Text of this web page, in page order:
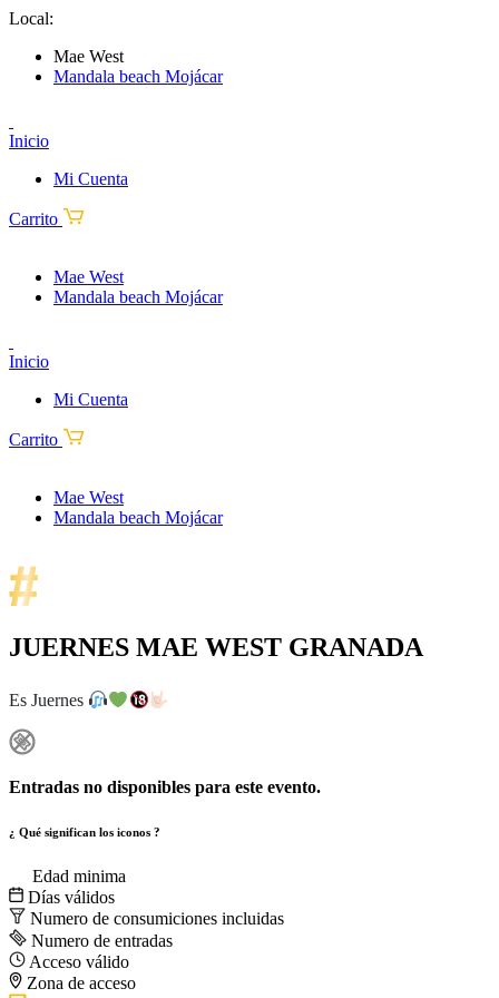
Local:
Mae West
Mandala beach Mojácar
Inicio
Mi Cuenta
Carrito
Mae West
Mandala beach Mojácar
Inicio
Mi Cuenta
Carrito
Mae West
Mandala beach Mojácar
JUERNES MAE WEST GRANADA
Es Juernes
Entradas no disponibles para este evento.
¿ Qué significan los iconos ?
Edad minima
Días válidos
Numero de consumiciones incluidas
Numero de entradas
Acceso válido
Zona de acceso